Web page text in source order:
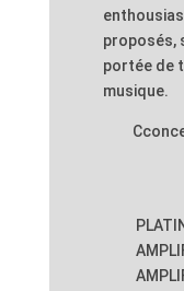
proposés,
portée de
musique.
C